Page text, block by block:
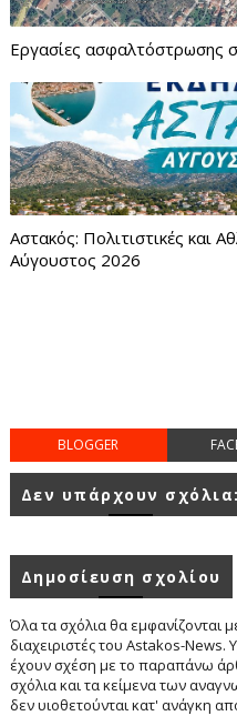
Εργασίες ασφαλτόστρωσης
Αστακός: Πολιτιστικές και
Αύγουστος 2026
BLOGGER
Δεν υπάρχουν σχόλια:
Δημοσίευση σχολίου
Όλα τα σχόλια θα εμφανίζονται
διαχειριστές του Astakos-News.
έχουν σχέση με το παραπάνω
σχόλια και τα κείμενα των
δεν υιοθετούνται κατ' ανάγκη